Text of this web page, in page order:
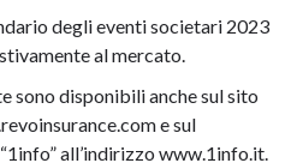
degli eventi societari 2023
al mercato.
sono disponibili anche sul sito
e sul
all’indirizzo www.1info.it